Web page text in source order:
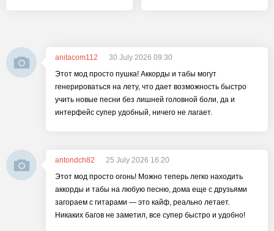
anitacom112
30 July 2026 09:30
Этот мод просто пушка! Аккорды и табы могут
генерироваться на лету, что дает возможность быстро
учить новые песни без лишней головной боли, да и
интерфейс супер удобный, ничего не лагает.
antondch82
25 July 2026 16:20
Этот мод просто огонь! Можно теперь легко находить
аккорды и табы на любую песню, дома еще с друзьями
загораем с гитарами — это кайф, реально летает.
Никаких багов не заметил, все супер быстро и удобно!